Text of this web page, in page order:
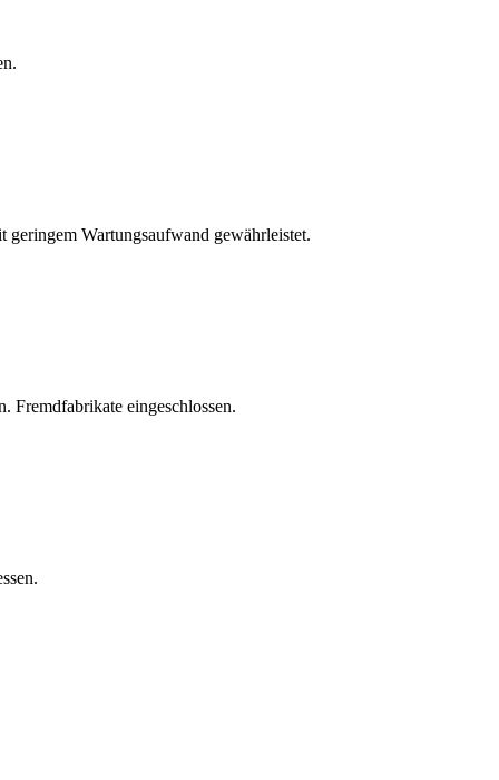
Wartungsaufwand gewährleistet.
Fremdfabrikate eingeschlossen.